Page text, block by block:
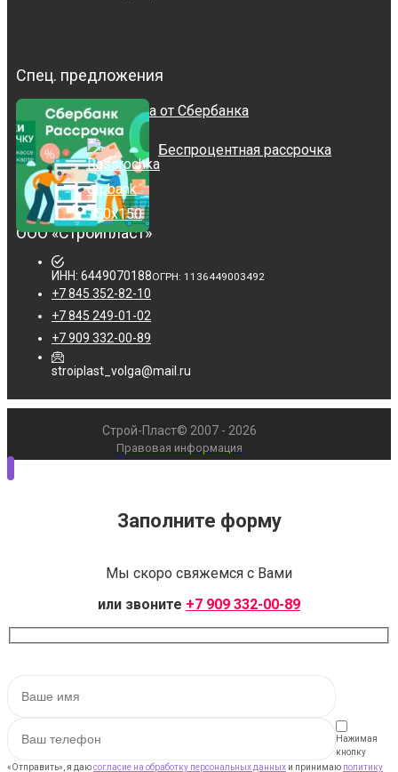
Спец. предложения
Рассрочка от Сбербанка
Беспроцентная рассрочка
ООО «Стройпласт»
ИНН: 6449070188ОГРН: 1136449003492
+7 845 352-82-10
+7 845 249-01-02
+7 909 332-00-89
stroiplast_volga@mail.ru
Строй-Пласт© 2007 - 2026
Правовая информация
Заполните форму
Мы скоро свяжемся с Вами
или звоните +7 909 332-00-89
Нажимая
кнопку
«Отправить», я даюсогласие на обработку персональных данных и принимаю политику